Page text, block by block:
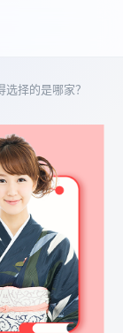
择的是哪家？